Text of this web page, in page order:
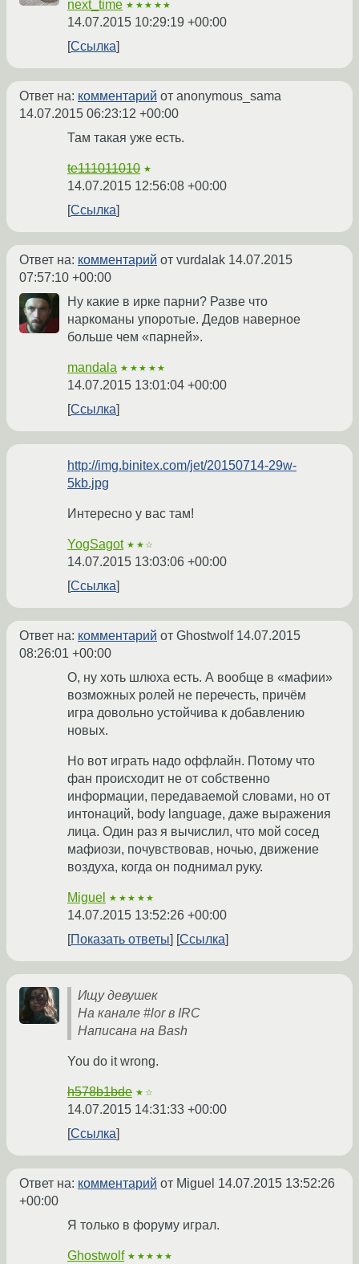
next_time ★★★★★
14.07.2015 10:29:19 +00:00
Ссылка
Ответ на: комментарий от anonymous_sama
14.07.2015 06:23:12 +00:00
Там такая уже есть.
te111011010 ★
14.07.2015 12:56:08 +00:00
Ссылка
Ответ на: комментарий от vurdalak 14.07.2015
07:57:10 +00:00
Ну какие в ирке парни? Разве что
наркоманы упоротые. Дедов наверное
больше чем «парней».
mandala ★★★★★
14.07.2015 13:01:04 +00:00
Ссылка
http://img.binitex.com/jet/20150714-29w-
5kb.jpg
Интересно у вас там!
YogSagot ★★☆
14.07.2015 13:03:06 +00:00
Ссылка
Ответ на: комментарий от Ghostwolf 14.07.2015
08:26:01 +00:00
О, ну хоть шлюха есть. А вообще в «мафии»
возможных ролей не перечесть, причём
игра довольно устойчива к добавлению
новых.
Но вот играть надо оффлайн. Потому что
фан происходит не от собственно
информации, передаваемой словами, но от
интонаций, body language, даже выражения
лица. Один раз я вычислил, что мой сосед
мафиози, почувствовав, ночью, движение
воздуха, когда он поднимал руку.
Miguel ★★★★★
14.07.2015 13:52:26 +00:00
Показать ответы
Ссылка
Ищу девушек
На канале #lor в IRC
Написана на Bash
You do it wrong.
h578b1bde ★☆
14.07.2015 14:31:33 +00:00
Ссылка
Ответ на: комментарий от Miguel 14.07.2015 13:52:26
+00:00
Я только в форуму играл.
Ghostwolf ★★★★★